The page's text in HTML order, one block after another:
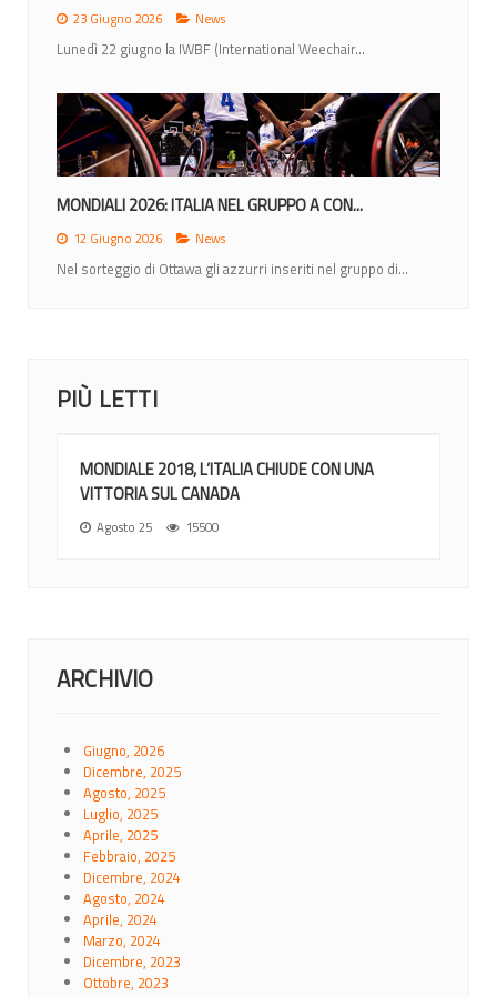
23 Giugno 2026 News
Lunedì 22 giugno la IWBF (International Weechair...
MONDIALI 2026: ITALIA NEL GRUPPO A CON...
12 Giugno 2026 News
Nel sorteggio di Ottawa gli azzurri inseriti nel gruppo di...
PIÙ LETTI
MONDIALE 2018, L’ITALIA CHIUDE CON UNA
VITTORIA SUL CANADA
Agosto 25 15500
ARCHIVIO
Giugno, 2026
Dicembre, 2025
Agosto, 2025
Luglio, 2025
Aprile, 2025
Febbraio, 2025
Dicembre, 2024
Agosto, 2024
Aprile, 2024
Marzo, 2024
Dicembre, 2023
Ottobre, 2023